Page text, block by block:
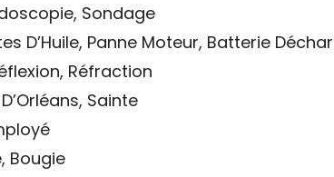
Sondage
D’Huile, Panne Moteur, Batterie
Réfraction
Sainte
Bougie